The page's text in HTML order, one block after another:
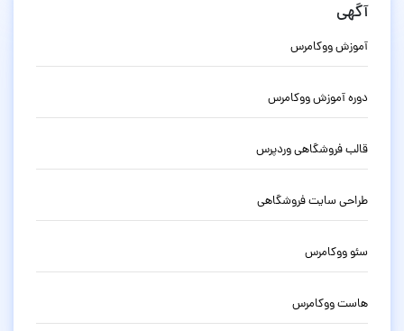
آگهی
آموزش ووکامرس
دوره آموزش ووکامرس
قالب فروشگاهی وردپرس
طراحی سایت فروشگاهی
سئو ووکامرس
هاست ووکامرس